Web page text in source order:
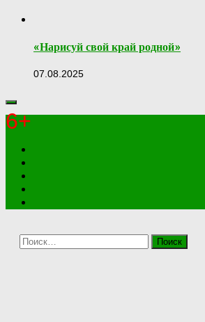
«Нарисуй свой край родной»
07.08.2025
6+
Найти: